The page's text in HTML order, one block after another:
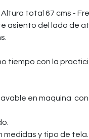
total 67 cms -
asiento del lado de
tiempo con la
en maquina
y tipo de tela.